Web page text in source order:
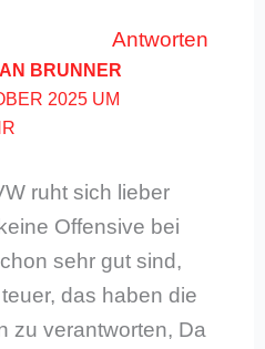
Antworten
BRUNNER
2025 UM
ruht sich lieber
Offensive bei
sehr gut sind,
das haben die
zu verantworten, Da